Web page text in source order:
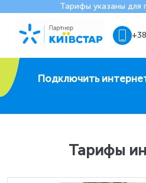
Тарифы указаны для
Подключить
Тарифы